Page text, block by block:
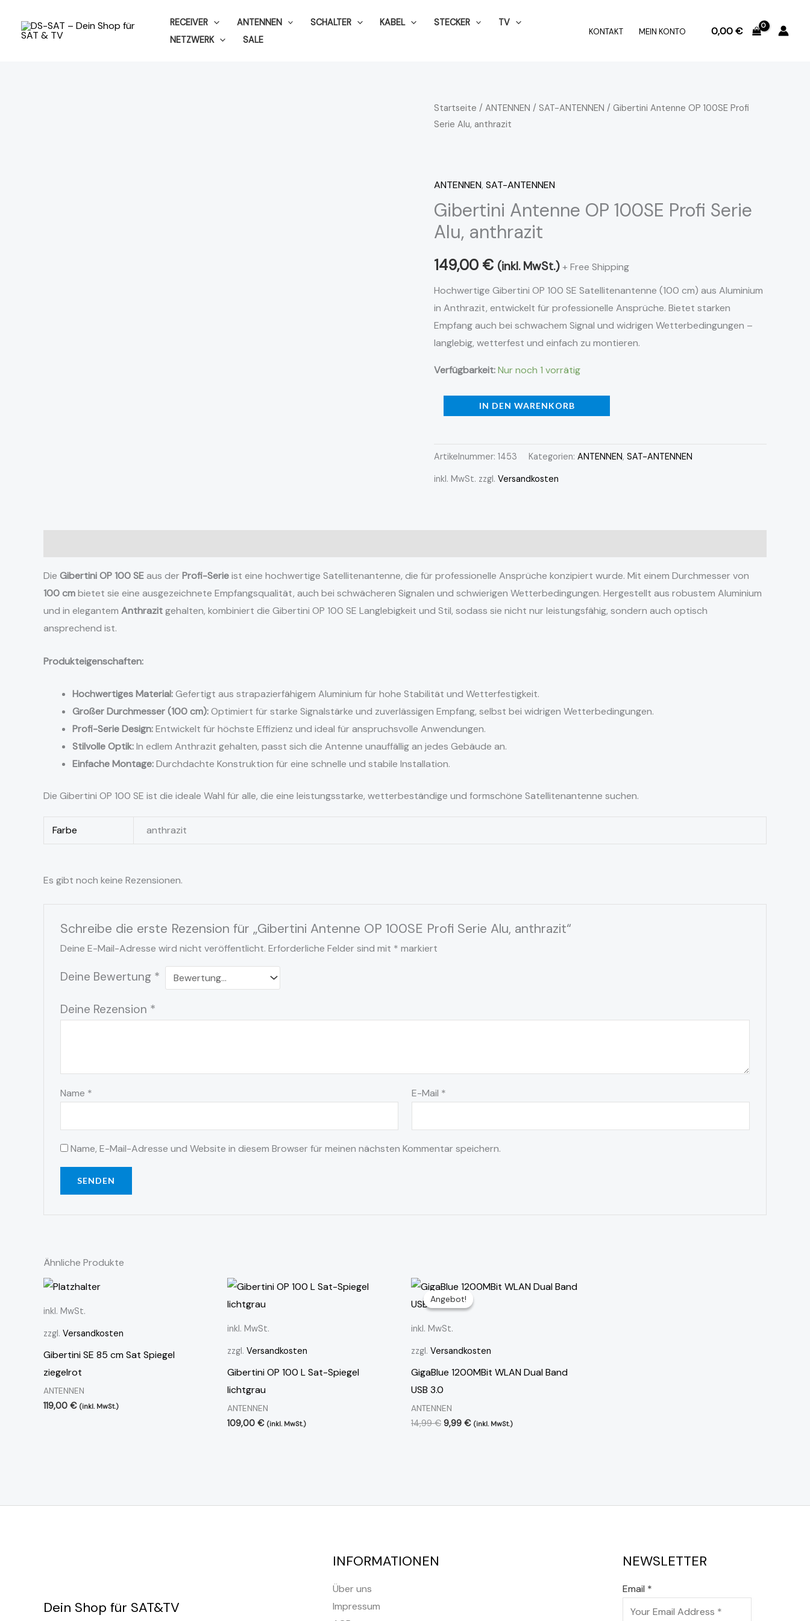
Inhalt
RECEIVER ANTENNEN SCHALTER KABEL STECKER
TV
NETZWERK
SALE
KONTAKT MEIN KONTO 0,00€
Startseite / ANTENNEN / SAT-ANTENNEN / Gibertini Antenne OP 100SE Profi
Serie Alu, anthrazit
ANTENNEN, SAT-ANTENNEN
Gibertini Antenne OP 100SE Profi Serie
Alu, anthrazit
149,00 € (inkl. MwSt.)+ Free Shipping
Hochwertige Gibertini OP 100 SE Satellitenantenne (100 cm) aus Aluminium
in Anthrazit, entwickelt für professionelle Ansprüche. Bietet starken
Empfang auch bei schwachem Signal und widrigen Wetterbedingungen –
langlebig, wetterfest und einfach zu montieren.
Verfügbarkeit:Nur noch 1 vorrätig
Gibertini
Antenne
Alu,
anthrazit
IN DEN WARENKORB
Artikelnummer: 1453 Kategorien: ANTENNEN, SAT-ANTENNEN
inkl. MwSt. zzgl. Versandkosten
Die Gibertini OP 100 SEaus derProfi-Serieist eine hochwertige Satellitenantenne, die für professionelle Ansprüche konzipiert wurde. Mit einem Durchmesser von
100 cmbietet sie eine ausgezeichnete Empfangsqualität, auch bei schwächeren Signalen und schwierigen Wetterbedingungen. Hergestellt aus robustem Aluminium
und in elegantem Anthrazitgehalten, kombiniert die Gibertini OP 100 SE Langlebigkeit und Stil, sodass sie nicht nur leistungsfähig, sondern auch optisch
ansprechend ist.
Produkteigenschaften:
Hochwertiges Material:Gefertigt aus strapazierfähigem Aluminium für hohe Stabilität und Wetterfestigkeit.
Großer Durchmesser (100 cm):Optimiert für starke Signalstärke und zuverlässigen Empfang, selbst bei widrigen Wetterbedingungen.
Profi-Serie Design:Entwickelt für höchste Effizienz und ideal für anspruchsvolle Anwendungen.
Stilvolle Optik:In edlem Anthrazit gehalten, passt sich die Antenne unauffällig an jedes Gebäude an.
Einfache Montage:Durchdachte Konstruktion für eine schnelle und stabile Installation.
Die Gibertini OP 100 SE ist die ideale Wahl für alle, die eine leistungsstarke, wetterbeständige und formschöne Satellitenantenne suchen.
Farbe anthrazit
Es gibt noch keine Rezensionen.
Schreibe die erste Rezension für „Gibertini Antenne OP 100SE Profi Serie Alu, anthrazit“
Deine E-Mail-Adresse wird nicht veröffentlicht. Erforderliche Felder sind mit * markiert
Deine Bewertung *
Deine Rezension *
Name * E-Mail *
Name, E-Mail-Adresse und Website in diesem Browser für meinen nächsten Kommentar speichern.
Ähnliche Produkte
inkl. MwSt.
zzgl. Versandkosten
Gibertini SE 85 cm Sat Spiegel
ziegelrot
ANTENNEN
119,00 € (inkl. MwSt.)
inkl. MwSt.
zzgl. Versandkosten
Gibertini OP 100 L Sat-Spiegel
lichtgrau
ANTENNEN
109,00 € (inkl. MwSt.)
Angebot!
Angebot!
inkl. MwSt.
zzgl. Versandkosten
GigaBlue 1200MBit WLAN Dual Band
USB 3.0
ANTENNEN
14,99€
Ursprünglicher
Preis
war:
9,99 €
Aktueller
Preis
ist:
(inkl. MwSt.)
Dein Shop für SAT&TV
INFORMATIONEN
Über uns
Impressum
NEWSLETTER
Email *